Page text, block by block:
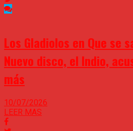
Los Gladiolos en Que se
Nuevo disco, el Indio,
más
10/07/2026
LEER MAS